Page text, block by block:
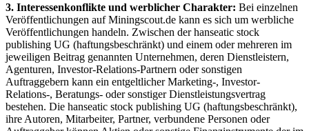
3. Interessenkonflikte und werblicher Charakter: Bei einzelnen
Veröffentlichungen auf Miningscout.de kann es sich um werbliche
Veröffentlichungen handeln. Zwischen der hanseatic stock
publishing UG (haftungsbeschränkt) und einem oder mehreren im
jeweiligen Beitrag genannten Unternehmen, deren Dienstleistern,
Agenturen, Investor-Relations-Partnern oder sonstigen
Auftraggebern kann ein entgeltlicher Marketing-, Investor-
Relations-, Beratungs- oder sonstiger Dienstleistungsvertrag
bestehen. Die hanseatic stock publishing UG (haftungsbeschränkt),
ihre Autoren, Mitarbeiter, Partner, verbundene Personen oder